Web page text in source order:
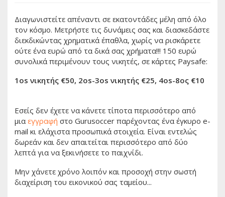
Διαγωνιστείτε απέναντι σε εκατοντάδες μέλη από όλο
τον κόσμο. Μετρήστε τις δυνάμεις σας και διασκεδάστε
διεκδικώντας χρηματικά έπαθλα, χωρίς να ρισκάρετε
ούτε ένα ευρώ από τα δικά σας χρήματα!!! 150 ευρώ
συνολικά περιμένουν τους νικητές, σε κάρτες Paysafe:
1os νικητής €50, 2os-3os νικητής €25, 4os-8ος €10
Εσείς δεν έχετε να κάνετε τίποτα περισσότερο από
μια εγγραφή στο Gurusoccer παρέχοντας ένα έγκυρο e-
mail κι ελάχιστα προσωπικά στοιχεία. Eίναι εντελώς
δωρεάν και δεν απαιτείται περισσότερο από δύο
λεπτά για να ξεκινήσετε το παιχνίδι.
Mην χάνετε χρόνο λοιπόν και προσοχή στην σωστή
διαχείριση του εικονικού σας ταμείου...